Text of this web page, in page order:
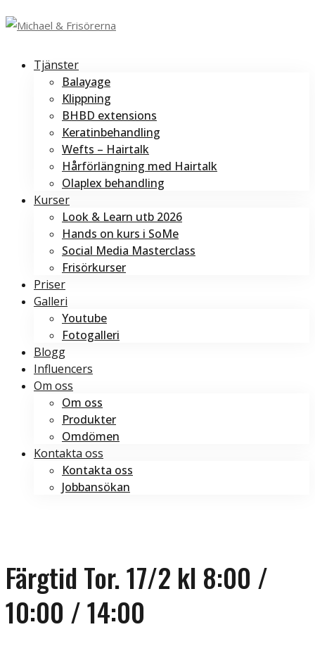
Tjänster
Balayage
Klippning
BHBD extensions
Keratinbehandling
Wefts – Hairtalk
Hårförlängning med Hairtalk
Olaplex behandling
Kurser
Look & Learn utb 2026
Hands on kurs i SoMe
Social Media Masterclass
Frisörkurser
Priser
Galleri
Youtube
Fotogalleri
Blogg
Influencers
Om oss
Om oss
Produkter
Omdömen
Kontakta oss
Kontakta oss
Jobbansökan
Färgtid Tor. 17/2 kl 8:00 /
10:00 / 14:00